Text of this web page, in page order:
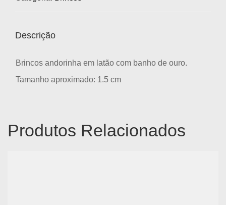
Descrição
Brincos andorinha em latão com banho de ouro.
Tamanho aproximado: 1.5 cm
Produtos Relacionados